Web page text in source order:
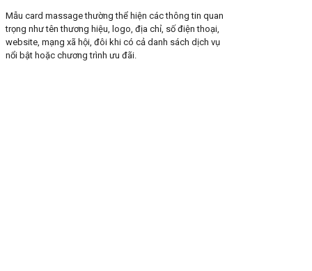
Mẫu card massage thường thể hiện các thông tin quan
trọng như tên thương hiệu, logo, địa chỉ, số điện thoại,
website, mạng xã hội, đôi khi có cả danh sách dịch vụ
nổi bật hoặc chương trình ưu đãi.